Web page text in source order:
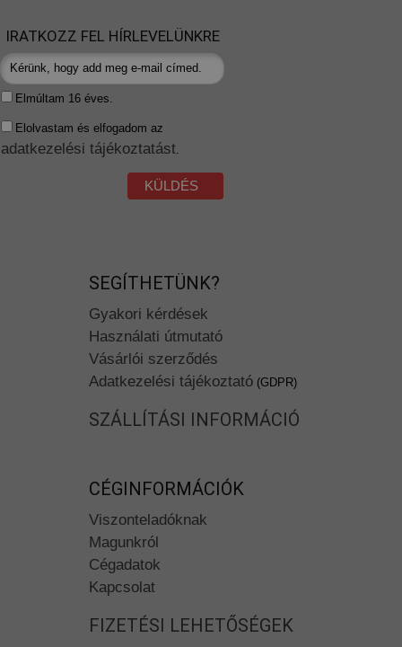
IRATKOZZ FEL HÍRLEVELÜNKRE
Elmúltam 16 éves.
Elolvastam és elfogadom az
adatkezelési tájékoztatást
KÜLDÉS
SEGÍTHETÜNK?
Gyakori kérdések
Használati útmutató
Vásárlói szerződés
Adatkezelési tájékoztató (GDPR)
SZÁLLÍTÁSI INFORMÁCIÓ
CÉGINFORMÁCIÓK
Viszonteladóknak
Magunkról
Cégadatok
Kapcsolat
FIZETÉSI LEHETŐSÉGEK